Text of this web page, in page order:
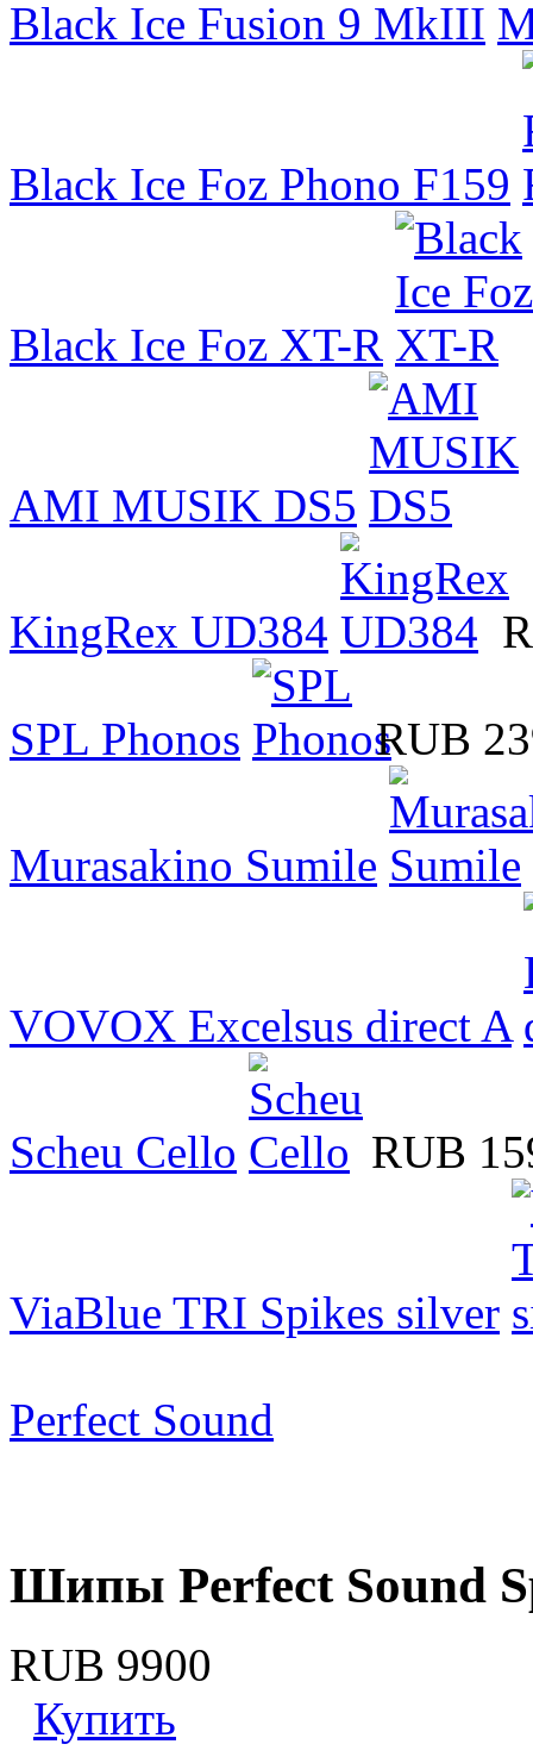
Black Ice Fusion 9 MkIII
Black Ice Foz Phono F159
Black Ice Foz XT-R
AMI MUSIK DS5
KingRex UD384
SPL Phonos RUB
Murasakino Sumile
VOVOX Excelsus direct A
Scheu Cello RUB
ViaBlue TRI Spikes silver
Perfect Sound
Шипы Perfect Sound
RUB 9900
Купить